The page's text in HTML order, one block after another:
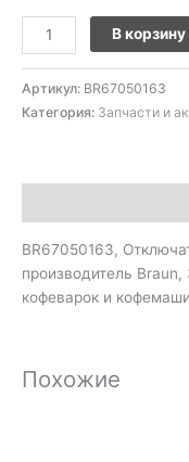
В корзину
Артикул: BR67050163
Категория: Запчасти и
BR67050163,
производитель
кофеварок и
Похожие